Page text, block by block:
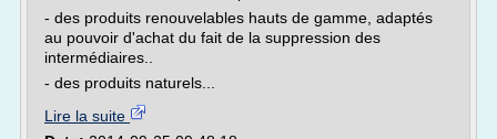
- des produits renouvelables hauts de gamme, adaptés
au pouvoir d'achat du fait de la suppression des
intermédiaires..
- des produits naturels...
Lire la suite